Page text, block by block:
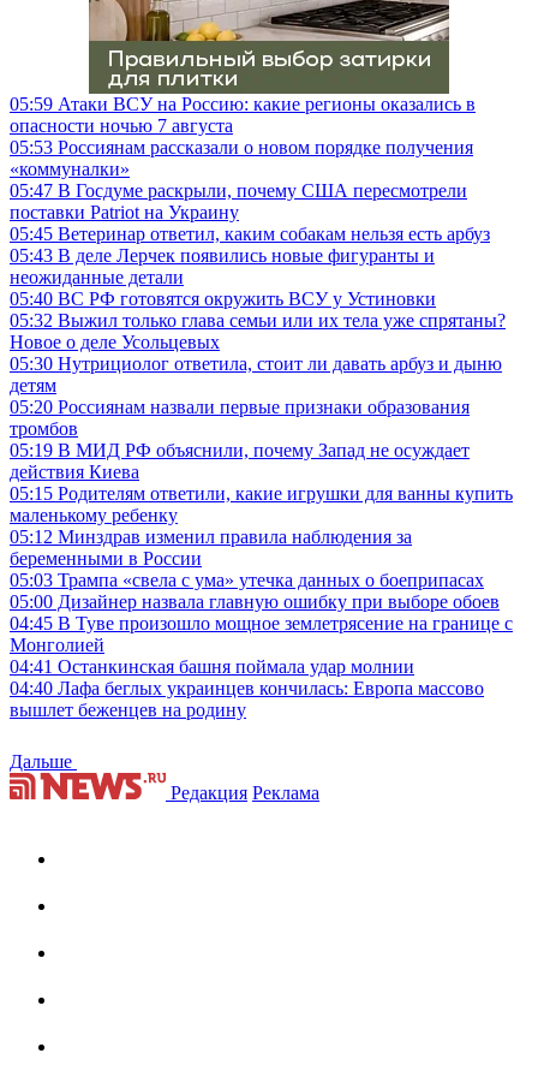
05:59 Атаки ВСУ на Россию: какие регионы оказались в
опасности ночью 7 августа
05:53 Россиянам рассказали о новом порядке получения
«коммуналки»
05:47 В Госдуме раскрыли, почему США пересмотрели
поставки Patriot на Украину
05:45 Ветеринар ответил, каким собакам нельзя есть арбуз
05:43 В деле Лерчек появились новые фигуранты и
неожиданные детали
05:40 ВС РФ готовятся окружить ВСУ у Устиновки
05:32 Выжил только глава семьи или их тела уже спрятаны?
Новое о деле Усольцевых
05:30 Нутрициолог ответила, стоит ли давать арбуз и дыню
детям
05:20 Россиянам назвали первые признаки образования
тромбов
05:19 В МИД РФ объяснили, почему Запад не осуждает
действия Киева
05:15 Родителям ответили, какие игрушки для ванны купить
маленькому ребенку
05:12 Минздрав изменил правила наблюдения за
беременными в России
05:03 Трампа «свела с ума» утечка данных о боеприпасах
05:00 Дизайнер назвала главную ошибку при выборе обоев
04:45 В Туве произошло мощное землетрясение на границе с
Монголией
04:41 Останкинская башня поймала удар молнии
04:40 Лафа беглых украинцев кончилась: Европа массово
вышлет беженцев на родину
Дальше
Редакция Реклама